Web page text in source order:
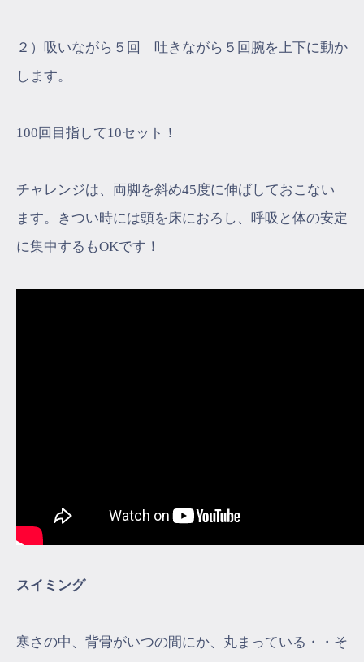
２）吸いながら５回 吐きながら５回腕を上下に動か
します。
100回目指して10セット！
チャレンジは、両脚を斜め45度に伸ばしておこない
ます。きつい時には頭を床におろし、呼吸と体の安定
に集中するもOKです！
スイミング
寒さの中、背骨がいつの間にか、丸まっている・・そ